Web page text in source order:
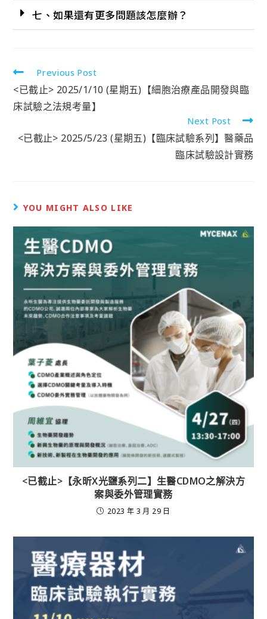
七、如果還有更多問題該怎麼辦？
Previous Post
<已截止> 2025/1/10 (星期五)【細胞治療產品開發與臨
床試驗之法規考量】
Next Post
<已截止> 2025/5/23 (星期五)【臨床試驗系列】醫藥品
臨床試驗設計實務
YOU MIGHT ALSO LIKE
<已截止>【永昕X光鹽系列二】生醫CDMO之解決方
案與委外管理實務
2023 年 3 月 29 日